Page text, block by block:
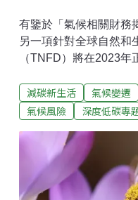
有鑒於「氣候相關財務
另一項針對全球自然和
（TNFD）將在2023
非破壞生物多樣性的活
物生存的安全網快撐破
命形式。即使生物系統
至關重要的條件，但根
系統服務政府間科學政
告：高達75%的陸地環
減碳新生活 氣候變遷
氣候風險
深度低碳專